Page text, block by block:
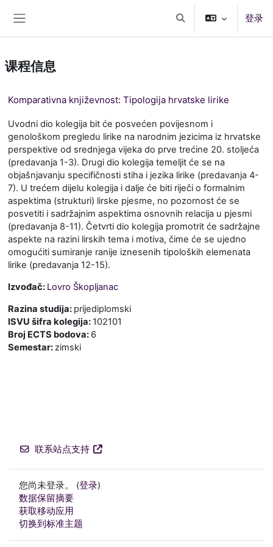
切换搜索输入 登录
课程信息
Komparativna književnost: Tipologija hrvatske lirike
Uvodni dio kolegija bit će posvećen povijesnom i
genološkom pregledu lirike na narodnim jezicima iz hrvatske
perspektive od srednjega vijeka do prve trećine 20. stoljeća
(predavanja 1-3). Drugi dio kolegija temeljit će se na
objašnjavanju specifičnosti stiha i jezika lirike (predavanja 4-
7). U trećem dijelu kolegija i dalje će biti riječi o formalnim
aspektima (strukturi) lirske pjesme, no pozornost će se
posvetiti i sadržajnim aspektima osnovnih relacija u pjesmi
(predavanja 8-11). Četvrti dio kolegija promotrit će sadržajne
aspekte na razini lirskih tema i motiva, čime će se ujedno
omogućiti sumiranje ranije iznesenih tipoloških elemenata
lirike (predavanja 12-15).
Izvođač: Lovro Škopljanac
Razina studija: prijediplomski
ISVU šifra kolegija: 102101
Broj ECTS bodova: 6
Semestar:zimski
联系站点支持
您尚未登录。 (登录)
‎数据保留摘要‎
获取移动应用
切换到标准主题